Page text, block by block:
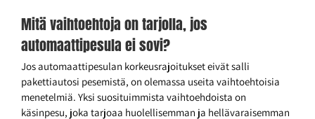
Mitä vaihtoehtoja on tarjolla, jos
automaattipesula ei sovi?
Jos automaattipesulan korkeusrajoitukset eivät salli
pakettiautosi pesemistä, on olemassa useita vaihtoehtoisia
menetelmiä. Yksi suosituimmista vaihtoehdoista on
käsinpesu, joka tarjoaa huolellisemman ja hellävaraisemman